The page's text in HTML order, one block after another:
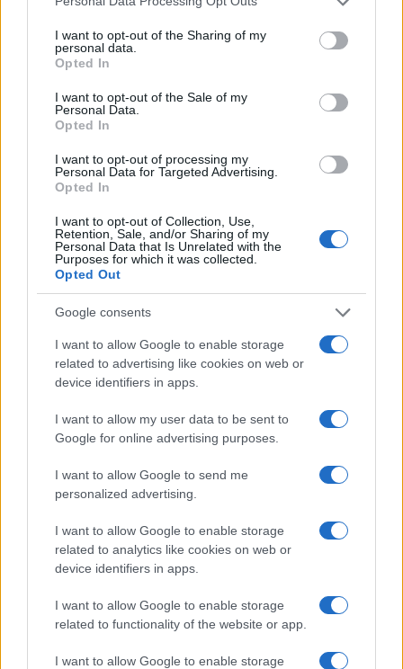
not limited to your visit or usage behaviour. You may click to
grant or deny consent to Google and its third-party tags to
use your data for below specified purposes in below Google
consent section.
I want to opt-out of the Sharing of my
personal data.
Opted In
I want to opt-out of the Sale of my
Personal Data.
Opted In
I want to opt-out of processing my
Personal Data for Targeted Advertising.
Opted In
I want to opt-out of Collection, Use,
Retention, Sale, and/or Sharing of my
Personal Data that Is Unrelated with the
Purposes for which it was collected.
Opted Out
Google consents
I want to allow Google to enable storage
related to advertising like cookies on web or
device identifiers in apps.
I want to allow my user data to be sent to
Google for online advertising purposes.
I want to allow Google to send me
personalized advertising.
I want to allow Google to enable storage
related to analytics like cookies on web or
device identifiers in apps.
I want to allow Google to enable storage
related to functionality of the website or app.
I want to allow Google to enable storage
NOTIZIE
Nuova Zelanda: ondata di freddo eccezionale porta
Francesca Lombardi · 4 Ago 2026
attenzione sana